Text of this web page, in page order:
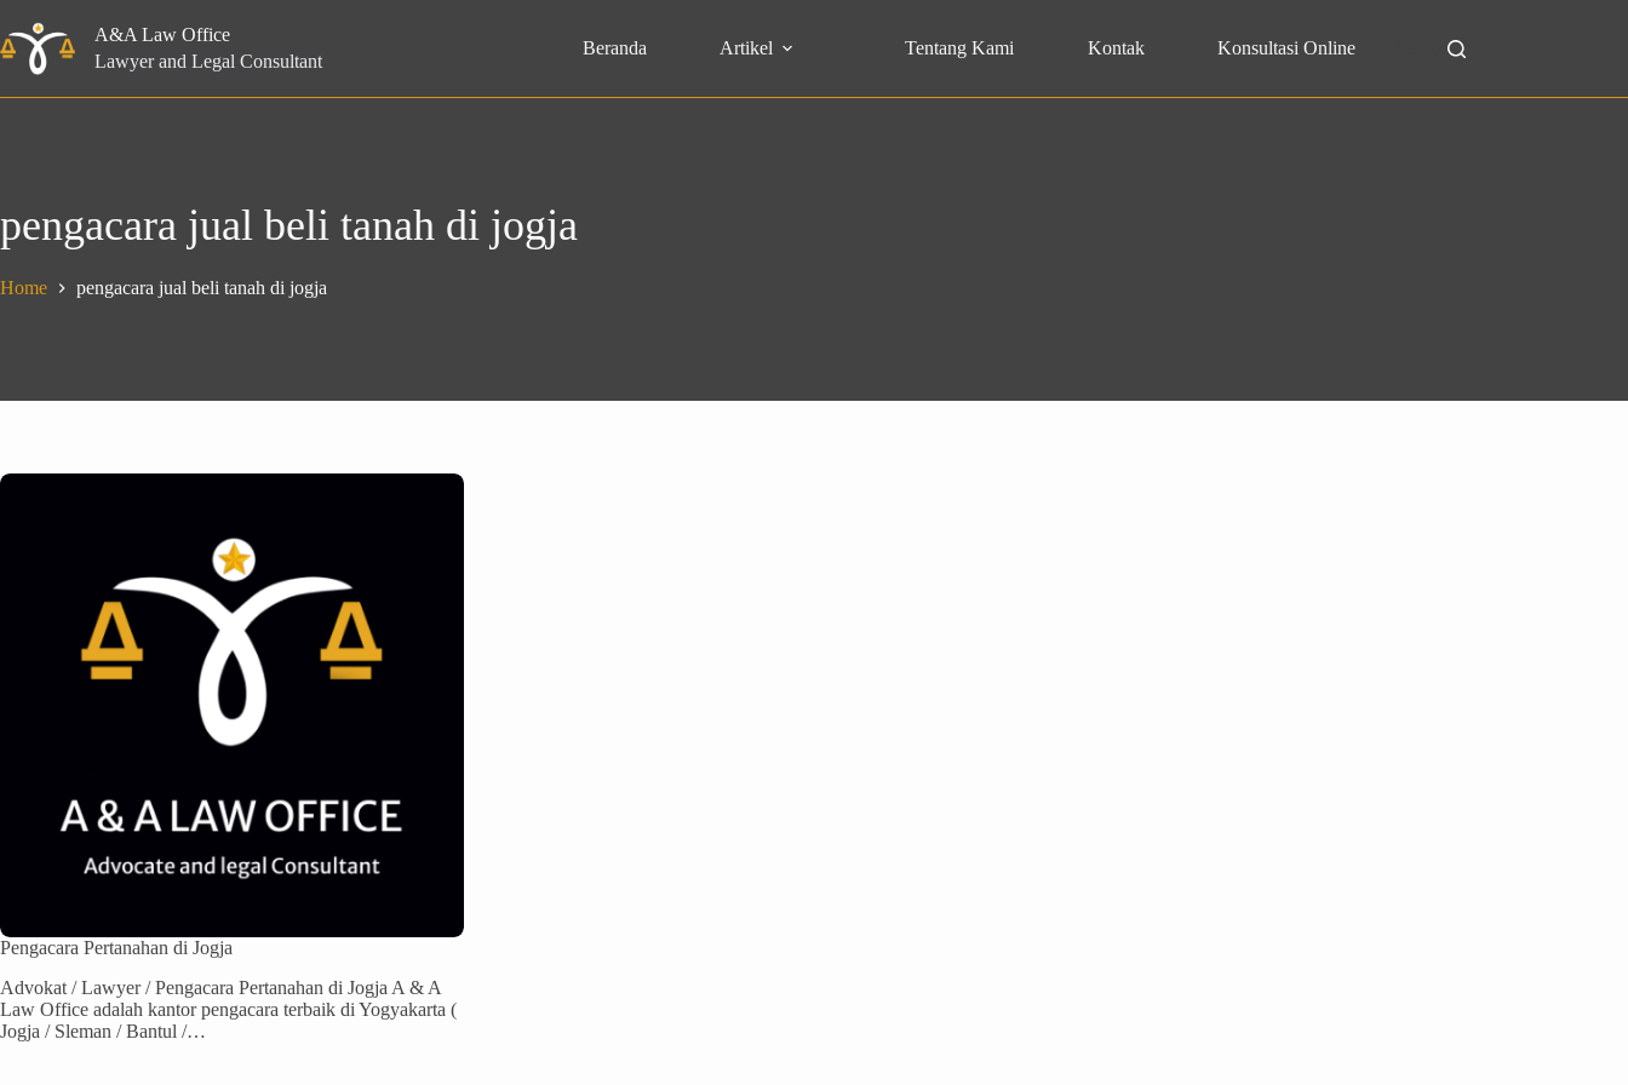
to
content
A&A Law Office
Lawyer and Legal Consultant
Beranda Artikel Tentang Kami Kontak Konsultasi Online
pengacara jual beli tanah di jogja
Home pengacara jual beli tanah di jogja
Pengacara Pertanahan di Jogja
Advokat / Lawyer / Pengacara Pertanahan di Jogja A & A
Law Office adalah kantor pengacara terbaik di Yogyakarta (
Jogja / Sleman / Bantul /…